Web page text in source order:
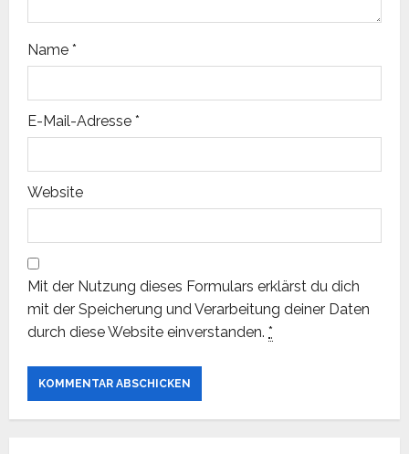
o
n
Name *
E-Mail-Adresse *
Website
Mit der Nutzung dieses Formulars erklärst du dich
mit der Speicherung und Verarbeitung deiner Daten
durch diese Website einverstanden. *